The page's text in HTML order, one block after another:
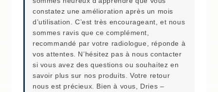
constatez une amélioration après un mois
d’utilisation. C’est très encourageant, et nous
sommes ravis que ce complément,
recommandé par votre radiologue, réponde à
vos attentes. N’hésitez pas à nous contacter
si vous avez des questions ou souhaitez en
savoir plus sur nos produits. Votre retour
nous est précieux. Bien à vous, Dries –